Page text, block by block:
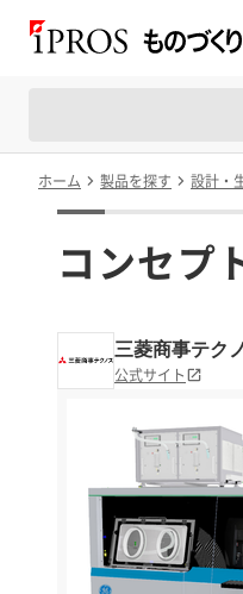
ホーム 製品を探す 設計・
コンセプ
三菱商事テク
公式サイト